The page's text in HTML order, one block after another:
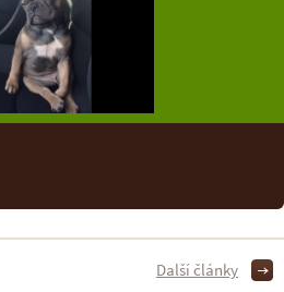
Další články